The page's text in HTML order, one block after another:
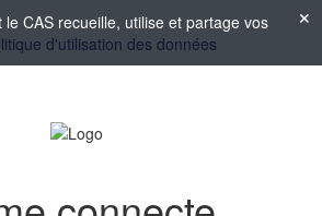
CAS recueille, utilise et partage vos
d'utilisation des données